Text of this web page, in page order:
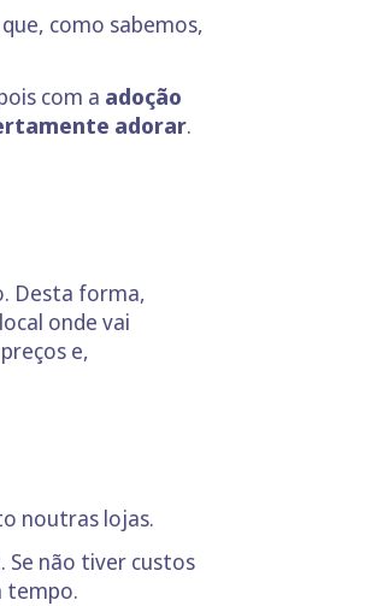
como sabemos,
com a adoção
adorar.
Desta forma,
onde vai
e,
noutras lojas.
. Se não tiver custos
tempo.